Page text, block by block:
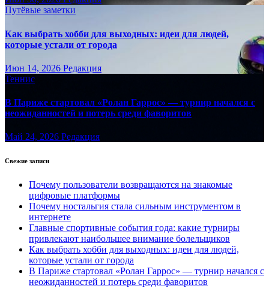
Путёвые заметки
Как выбрать хобби для выходных: идеи для людей,
которые устали от города
Июн 14, 2026 Редакция
Теннис
В Париже стартовал «Ролан Гаррос» — турнир начался с
неожиданностей и потерь среди фаворитов
Май 24, 2026 Редакция
Свежие записи
Почему пользователи возвращаются на знакомые
цифровые платформы
Почему ностальгия стала сильным инструментом в
интернете
Главные спортивные события года: какие турниры
привлекают наибольшее внимание болельщиков
Как выбрать хобби для выходных: идеи для людей,
которые устали от города
В Париже стартовал «Ролан Гаррос» — турнир начался с
неожиданностей и потерь среди фаворитов